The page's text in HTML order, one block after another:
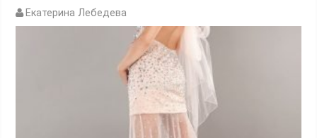
Екатерина Лебедева